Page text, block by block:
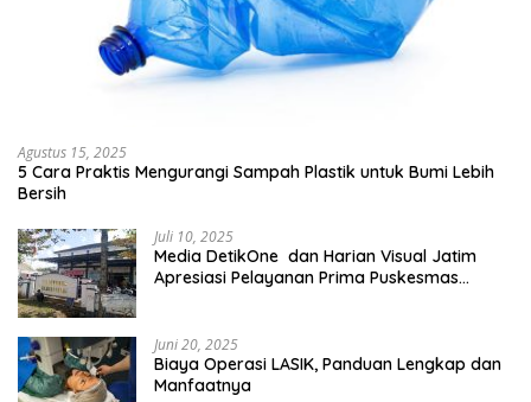
Agustus 15, 2025
5 Cara Praktis Mengurangi Sampah Plastik untuk Bumi Lebih
Bersih
Juli 10, 2025
Media DetikOne dan Harian Visual Jatim
Apresiasi Pelayanan Prima Puskesmas
Juni 20, 2025
Biaya Operasi LASIK, Panduan Lengkap dan
Manfaatnya